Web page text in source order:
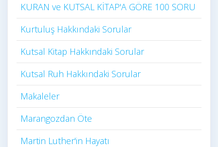
KURAN ve KUTSAL KİTAP'A GÖRE 100 SORU
Kurtuluş Hakkındaki Sorular
Kutsal Kitap Hakkındaki Sorular
Kutsal Ruh Hakkındaki Sorular
Makaleler
Marangozdan Öte
Martin Luther'in Hayatı​